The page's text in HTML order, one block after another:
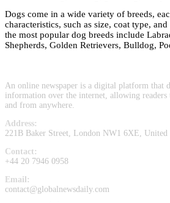
Dogs come in a wide variety of breeds,
characteristics, such as size, coat type,
the most popular dog breeds include
Shepherds, Golden Retrievers, Bulldog,
An online newspaper is a digital platform that
information over the internet, allowing readers
and from anywhere.
Address:
221B Baker Street, London NW1 6XE, United
Contact:
+44 20 7946 0958
Email:
contact@globalnewsdaily.com